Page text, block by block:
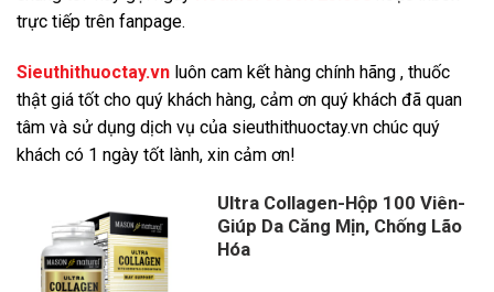
trực tiếp trên fanpage.
Sieuthithuoctay.vn luôn cam kết hàng chính hãng , thuốc
thật giá tốt cho quý khách hàng, cảm ơn quý khách đã quan
tâm và sử dụng dịch vụ của sieuthithuoctay.vn chúc quý
khách có 1 ngày tốt lành, xin cảm ơn!
Ultra Collagen-Hộp 100 Viên-
Giúp Da Căng Mịn, Chống Lão
Hóa